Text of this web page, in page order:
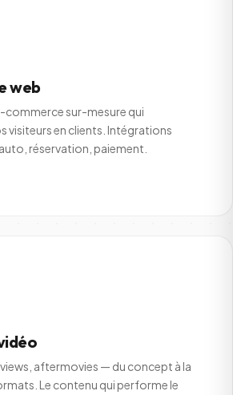
web
commerce sur-mesure qui
visiteurs en clients. Intégrations
réservation, paiement.
aftermovies — du concept à la
Le contenu qui performe le